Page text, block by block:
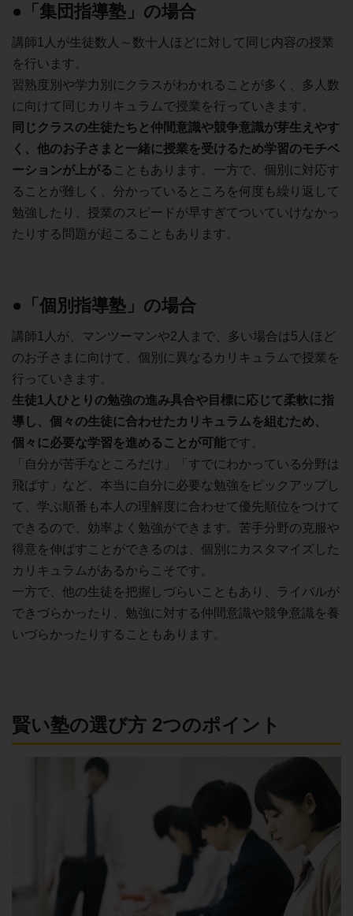
●「集団指導塾」の場合
講師1人が生徒数人～数十人ほどに対して同じ内容の授業
を行います。
習熟度別や学力別にクラスがわかれることが多く、多人数
に向けて同じカリキュラムで授業を行っていきます。
同じクラスの生徒たちと仲間意識や競争意識が芽生えやす
く、他のお子さまと一緒に授業を受けるため学習のモチベ
ーションが上がる こともあります。一方で、個別に対応す
ることが難しく、分かっているところを何度も繰り返して
勉強したり、授業のスピードが早すぎてついていけなかっ
たりする問題が起こることもあります。
●「個別指導塾」の場合
講師1人が、マンツーマンや2人まで、多い場合は5人ほど
のお子さまに向けて、個別に異なるカリキュラムで授業を
行っていきます。
生徒1人ひとりの勉強の進み具合や目標に応じて柔軟に指
導し、個々の生徒に合わせたカリキュラムを組むため、
個々に必要な学習を進めることが可能です。
「自分が苦手なところだけ」「すでにわかっている分野は
飛ばす」など、本当に自分に必要な勉強をピックアップし
て、学ぶ順番も本人の理解度に合わせて優先順位をつけて
できるので、効率よく勉強ができます。苦手分野の克服や
得意を伸ばすことができるのは、個別にカスタマイズした
カリキュラムがあるからこそです。
一方で、他の生徒を把握しづらいこともあり、ライバルが
できづらかったり、勉強に対する仲間意識や競争意識を養
いづらかったりすることもあります。
賢い塾の選び方 2つのポイント